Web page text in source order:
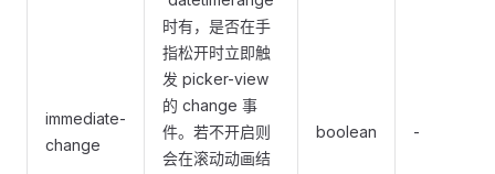
immediate-
change
时有，是否在手
指松开时立即触
发 picker-view
的 change 事
件。若不开启则
会在滚动动画结
boolean -